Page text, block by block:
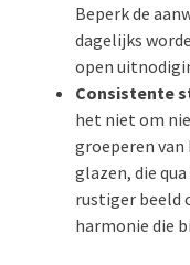
Beperk de
dagelijks
open
Consistente
het niet om
groeperen
glazen, die
rustiger beeld
harmonie die